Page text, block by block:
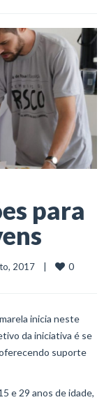
para
2017    |
0
inicia neste
da iniciativa é se
suporte
e 29 anos de idade,